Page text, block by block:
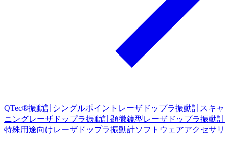
QTec®振動計シングルポイントレーザドップラ振動計スキャ
ニングレーザドップラ振動計顕微鏡型レーザドップラ振動計
特殊用途向けレーザドップラ振動計ソフトウェアアクセサリ